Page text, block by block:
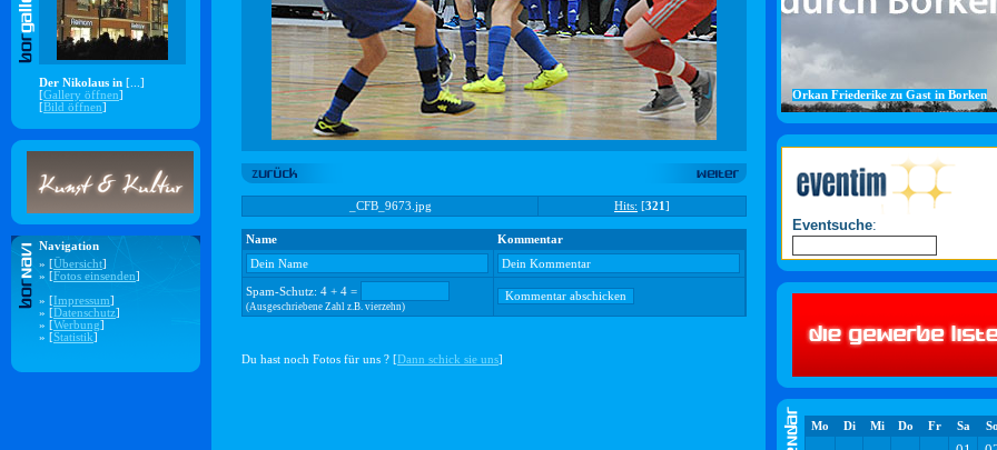
Der Nikolaus in [...]
[Gallery öffnen]
[Bild öffnen]
Navigation
» [Übersicht]
» [Fotos einsenden]
» [Impressum]
» [Datenschutz]
» [Werbung]
» [Statistik]
_CFB_9673.jpg Hits: [321 ]
Name Kommentar
Spam-Schutz: 4 + 4 =
(Ausgeschriebene Zahl z.B. vierzehn)
Du hast noch Fotos für uns ? [Dann schick sie uns]
Orkan Friederike zu Gast in Borken
Eventsuche:
Mo Di Mi Do Fr Sa